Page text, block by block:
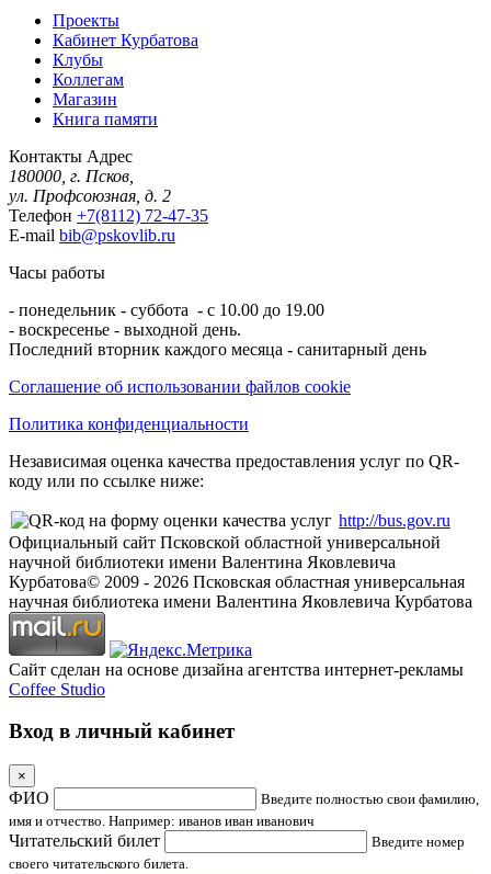
Проекты
Кабинет Курбатова
Клубы
Коллегам
Магазин
Книга памяти
Контакты Адрес
180000, г. Псков,
ул. Профсоюзная, д. 2
Телефон +7(8112) 72-47-35
E-mail bib@pskovlib.ru
Часы работы
- понедельник - суббота - с 10.00 до 19.00
- воскресенье - выходной день.
Последний вторник каждого месяца - санитарный день
Соглашение об использовании файлов cookie
Политика конфиденциальности
Независимая оценка качества предоставления услуг по QR-
коду или по ссылке ниже:
http://bus.gov.ru
Официальный сайт Псковской областной универсальной
научной библиотеки имени Валентина Яковлевича
Курбатова© 2009 - 2026 Псковская областная универсальная
научная библиотека имени Валентина Яковлевича Курбатова
Сайт сделан на основе дизайна агентства интернет-рекламы
Coffee Studio
Вход в личный кабинет
×
ФИО
Введите полностью свои фамилию,
имя и отчество. Например: иванов иван иванович
Читательский билет
Введите номер
своего читательского билета.